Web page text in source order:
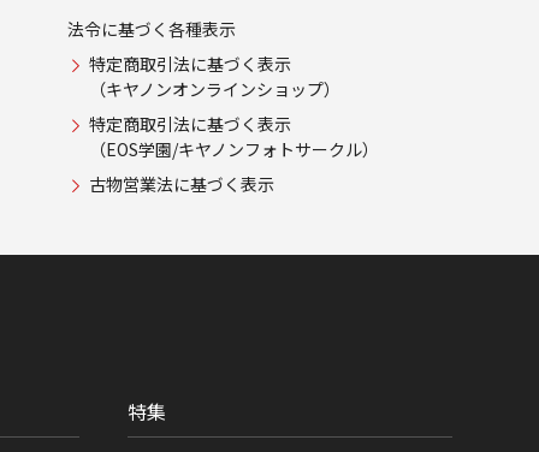
法令に基づく各種表示
特定商取引法に基づく表示
（キヤノンオンラインショップ）
特定商取引法に基づく表示
（EOS学園/キヤノンフォトサークル）
古物営業法に基づく表示
特集